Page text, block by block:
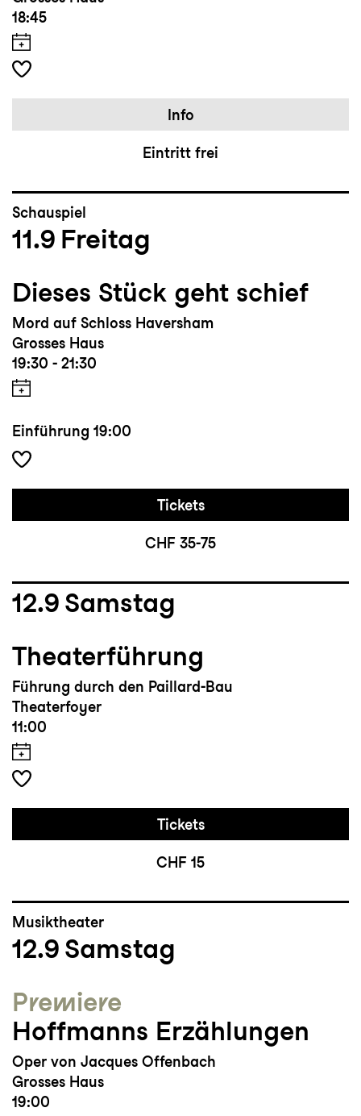
18:45
Info
Eintritt frei
Schauspiel
11.9 Freitag
Dieses Stück geht schief
Mord auf Schloss Haversham
Grosses Haus
19:30 - 21:30
Einführung 19:00
Tickets
CHF 35-75
12.9 Samstag
Theaterführung
Führung durch den Paillard-Bau
Theaterfoyer
11:00
Tickets
CHF 15
Musiktheater
12.9 Samstag
Premiere
Hoffmanns Erzählungen
Oper von Jacques Offenbach
Grosses Haus
19:00